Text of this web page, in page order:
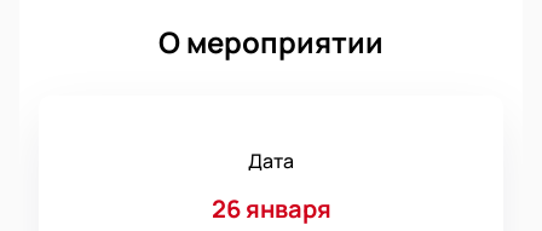
О мероприятии
Дата
26 января